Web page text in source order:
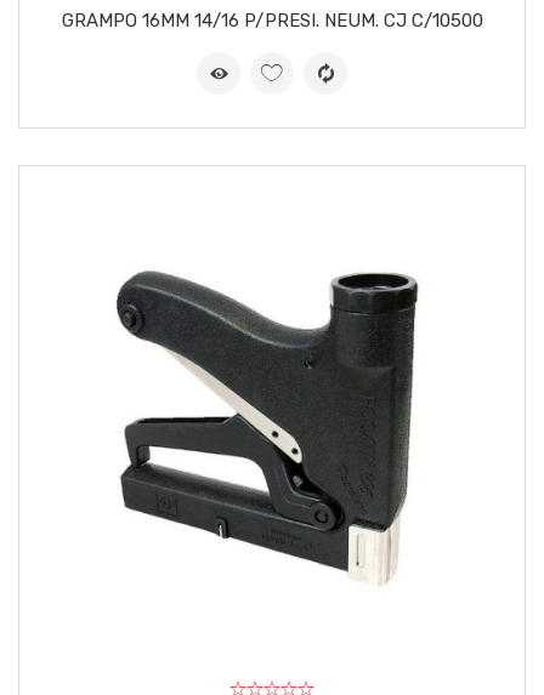
GRAMPO 16MM 14/16 P/PRESI. NEUM. CJ C/10500